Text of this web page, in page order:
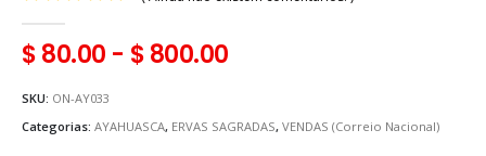
$80.00 - $800.00
SKU: ON-AY033
Categorias: AYAHUASCA, ERVAS SAGRADAS, VENDAS (Correio Nacional)